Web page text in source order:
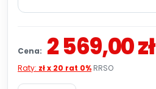
Cena: 2 569,00 zł
Raty: zł x 20 rat 0% RRSO